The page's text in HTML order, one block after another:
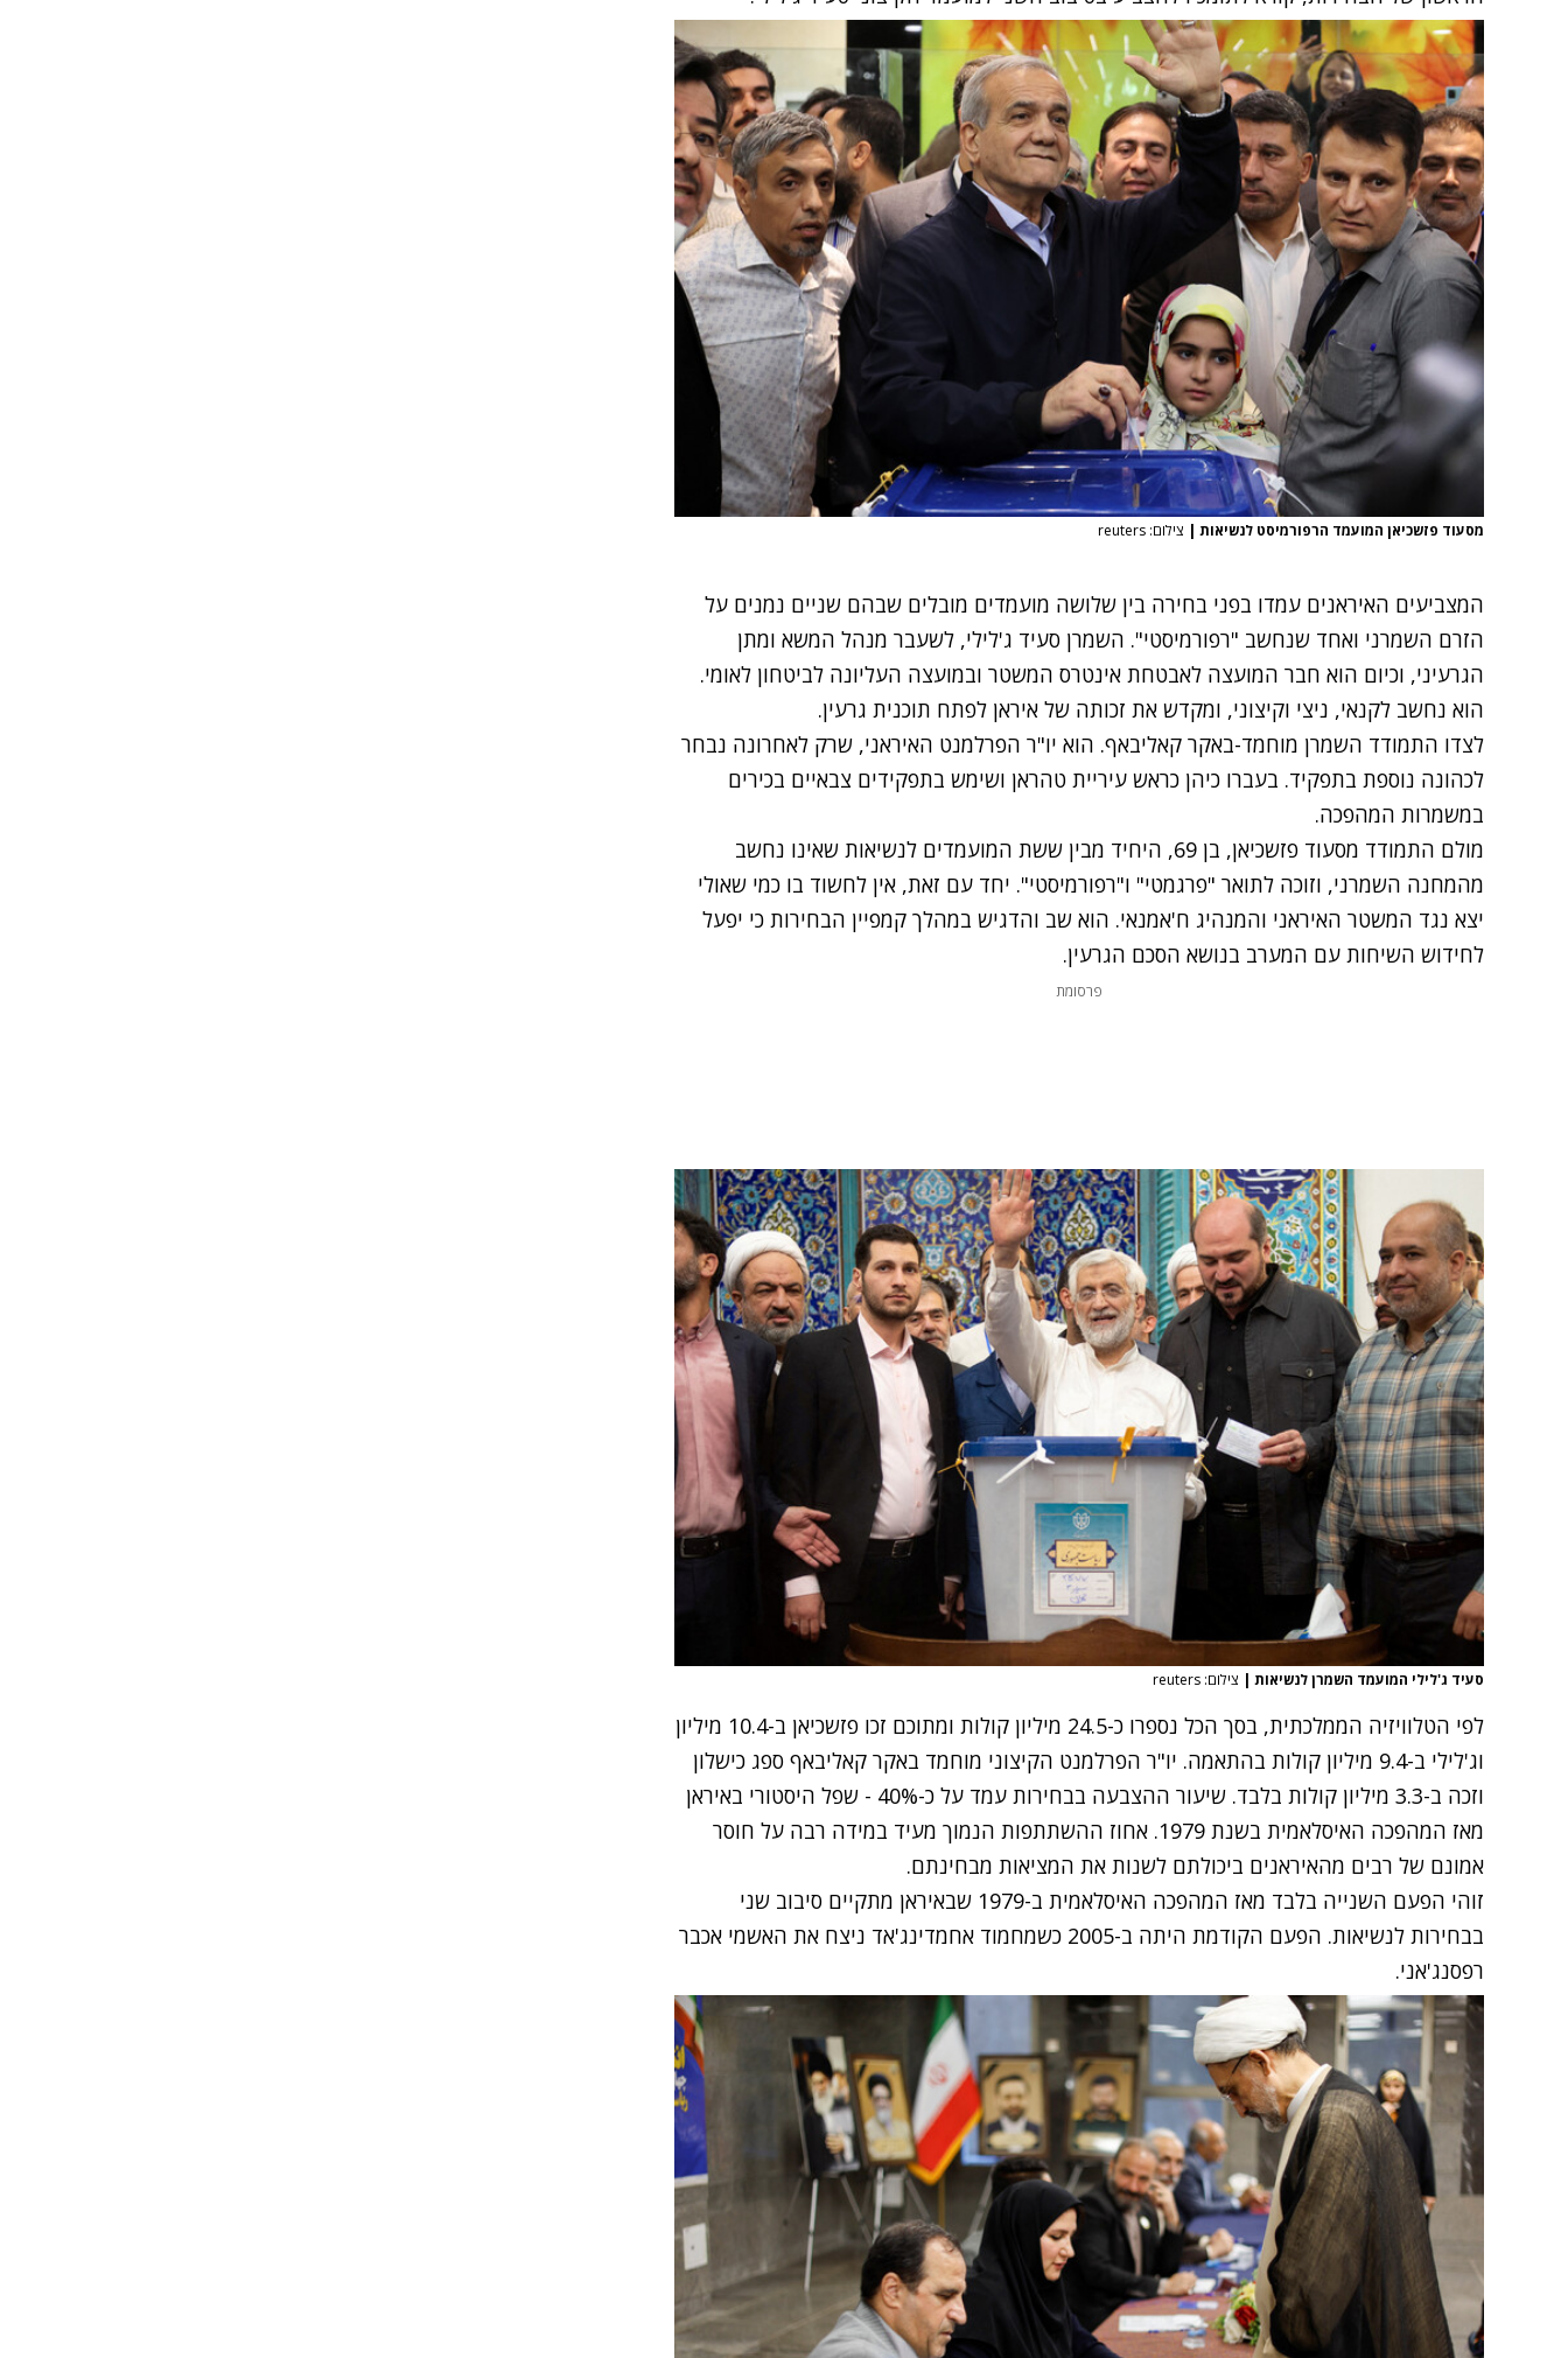
מסעוד פזשכיאן המועמד הרפורמיסט לנשיאות | צילום: reuters
המצביעים האיראנים עמדו בפני בחירה בין שלושה מועמדים מובלים שבהם שניים נמנים על
הזרם השמרני ואחד שנחשב "רפורמיסטי". השמרן סעיד ג'לילי, לשעבר מנהל המשא ומתן
הגרעיני, וכיום הוא חבר המועצה לאבטחת אינטרס המשטר ובמועצה העליונה לביטחון לאומי.
הוא נחשב לקנאי, ניצי וקיצוני, ומקדש את זכותה של איראן לפתח תוכנית גרעין.
לצדו התמודד השמרן מוחמד-באקר קאליבאף. הוא יו"ר הפרלמנט האיראני, שרק לאחרונה נבחר
לכהונה נוספת בתפקיד. בעברו כיהן כראש עיריית טהראן ושימש בתפקידים צבאיים בכירים
במשמרות המהפכה.
מולם התמודד מסעוד פזשכיאן, בן 69, היחיד מבין ששת המועמדים לנשיאות שאינו נחשב
מהמחנה השמרני, וזוכה לתואר "פרגמטי" ו"רפורמיסטי". יחד עם זאת, אין לחשוד בו כמי שאולי
יצא נגד המשטר האיראני והמנהיג ח'אמנאי. הוא שב והדגיש במהלך קמפיין הבחירות כי יפעל
לחידוש השיחות עם המערב בנושא הסכם הגרעין.
פרסומת
סעיד ג'לילי המועמד השמרן לנשיאות | צילום: reuters
לפי הטלוויזיה הממלכתית, בסך הכל נספרו כ-24.5 מיליון קולות ומתוכם זכו פזשכיאן ב-10.4 מיליון
וג'לילי ב-9.4 מיליון קולות בהתאמה. יו"ר הפרלמנט הקיצוני מוחמד באקר קאליבאף ספג כישלון
וזכה ב-3.3 מיליון קולות בלבד. שיעור ההצבעה בבחירות עמד על כ-40% - שפל היסטורי באיראן
מאז המהפכה האיסלאמית בשנת 1979. אחוז ההשתתפות הנמוך מעיד במידה רבה על חוסר
אמונם של רבים מהאיראנים ביכולתם לשנות את המציאות מבחינתם.
זוהי הפעם השנייה בלבד מאז המהפכה האיסלאמית ב-1979 שבאיראן מתקיים סיבוב שני
בבחירות לנשיאות. הפעם הקודמת היתה ב-2005 כשמחמוד אחמדינג'אד ניצח את האשמי אכבר
רפסנג'אני.